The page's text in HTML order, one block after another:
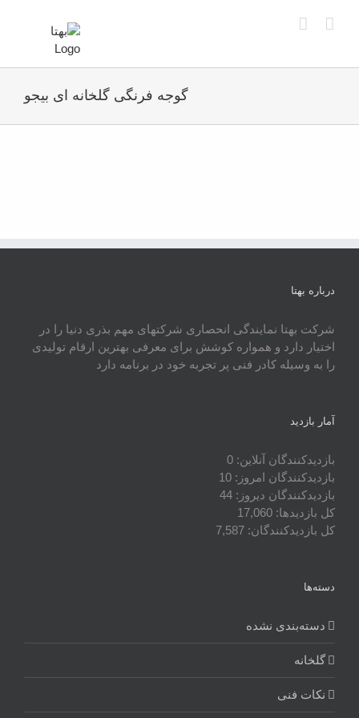
گوجه فرنگی گلخانه ای بیجو
درباره بهتا
شرکت بهتا نمایندگی انحصاری شرکتهای مهم بذری دنیا را در
اختیار دارد و همواره کوشش برای معرفی بهترین ارقام تولیدی
را به وسیله کادر فنی پر تجربه خود در برنامه دارد
آمار بازدید
بازدیدکنندگان آنلاین: 0
بازدیدکنندگان امروز: 10
بازدیدکنندگان دیروز: 44
کل بازدیدها: 17,060
کل بازدیدکنند‌گان: 7,587
دسته‌ها
دسته‌بندی نشده
گلخانه
نکات فنی